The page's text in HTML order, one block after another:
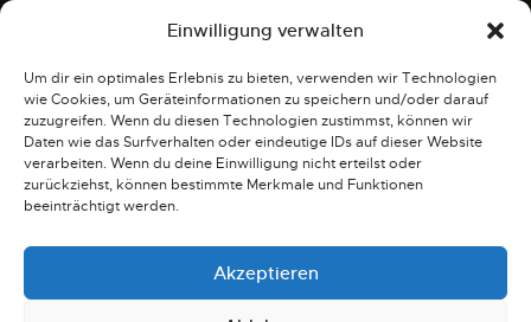
Einwilligung verwalten
Um dir ein optimales Erlebnis zu bieten, verwenden wir Technologien
wie Cookies, um Geräteinformationen zu speichern und/oder darauf
zuzugreifen. Wenn du diesen Technologien zustimmst, können wir
Daten wie das Surfverhalten oder eindeutige IDs auf dieser Website
verarbeiten. Wenn du deine Einwilligung nicht erteilst oder
zurückziehst, können bestimmte Merkmale und Funktionen
beeinträchtigt werden.
Akzeptieren
ABOUT
BLOG
SHOP